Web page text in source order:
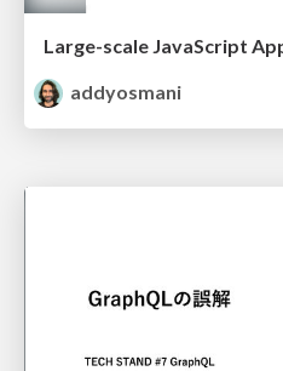
Large-scale JavaScript
addyosmani